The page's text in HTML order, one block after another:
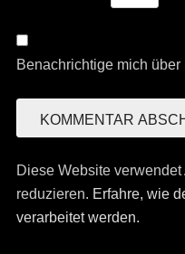
Benachrichtige mich
Diese Website
reduzieren. Erfahre, wie
verarbeitet werden.